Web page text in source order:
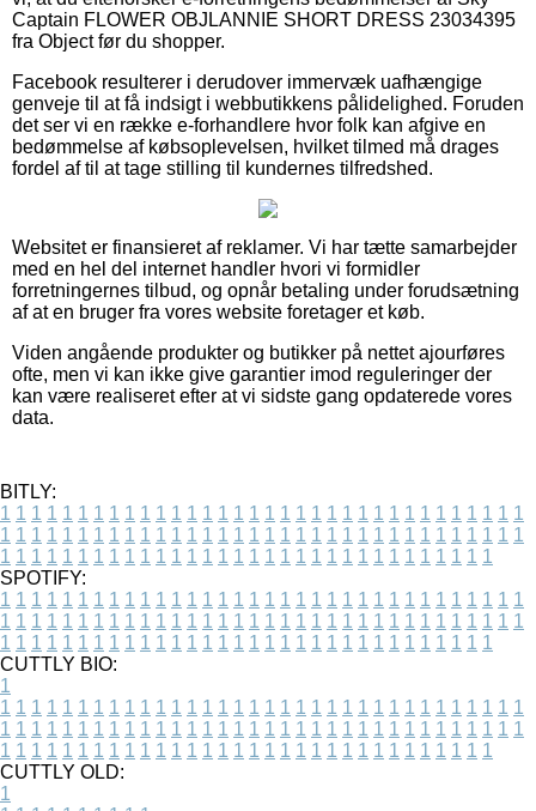
Captain FLOWER OBJLANNIE SHORT DRESS 23034395
fra Object før du shopper.
Facebook resulterer i derudover immervæk uafhængige
genveje til at få indsigt i webbutikkens pålidelighed. Foruden
det ser vi en række e-forhandlere hvor folk kan afgive en
bedømmelse af købsoplevelsen, hvilket tilmed må drages
fordel af til at tage stilling til kundernes tilfredshed.
Websitet er finansieret af reklamer. Vi har tætte samarbejder
med en hel del internet handler hvori vi formidler
forretningernes tilbud, og opnår betaling under forudsætning
af at en bruger fra vores website foretager et køb.
Viden angående produkter og butikker på nettet ajourføres
ofte, men vi kan ikke give garantier imod reguleringer der
kan være realiseret efter at vi sidste gang opdaterede vores
data.
BITLY:
1 1 1 1 1 1 1 1 1 1 1 1 1 1 1 1 1 1 1 1 1 1 1 1 1 1 1 1 1 1 1 1 1 1
1 1 1 1 1 1 1 1 1 1 1 1 1 1 1 1 1 1 1 1 1 1 1 1 1 1 1 1 1 1 1 1 1 1
1 1 1 1 1 1 1 1 1 1 1 1 1 1 1 1 1 1 1 1 1 1 1 1 1 1 1 1 1 1 1 1
SPOTIFY:
1 1 1 1 1 1 1 1 1 1 1 1 1 1 1 1 1 1 1 1 1 1 1 1 1 1 1 1 1 1 1 1 1 1
1 1 1 1 1 1 1 1 1 1 1 1 1 1 1 1 1 1 1 1 1 1 1 1 1 1 1 1 1 1 1 1 1 1
1 1 1 1 1 1 1 1 1 1 1 1 1 1 1 1 1 1 1 1 1 1 1 1 1 1 1 1 1 1 1 1
CUTTLY BIO:
1
1 1 1 1 1 1 1 1 1 1 1 1 1 1 1 1 1 1 1 1 1 1 1 1 1 1 1 1 1 1 1 1 1 1
1 1 1 1 1 1 1 1 1 1 1 1 1 1 1 1 1 1 1 1 1 1 1 1 1 1 1 1 1 1 1 1 1 1
1 1 1 1 1 1 1 1 1 1 1 1 1 1 1 1 1 1 1 1 1 1 1 1 1 1 1 1 1 1 1 1
CUTTLY OLD:
1